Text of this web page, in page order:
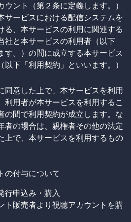
ント（第２条に定義します。）
サービスにおける配信システムを
る、本サービスの利用に関連する
社と本サービスの利用者（以下
す。）の間に成立する本サービス
下「利用契約」といいます。）
同意した上で、本サービスを利用
利用者が本サービスを利用するこ
の間で利用契約が成立します。な
者の場合は、親権者その他の法定
上で、本サービスを利用するもの
付与について
行申込み・購入
ト販売者より視聴アカウントを購